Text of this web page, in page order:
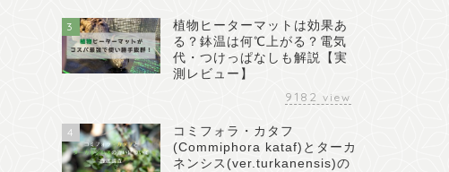
3
植物ヒーターマットは効果あ
る？鉢温は何℃上がる？電気
代・つけっぱなしも解説【実
測レビュー】
9182 view
4
コミフォラ・カタフ
(Commiphora kataf)とターカ
ネンシス(ver.turkanensis)の